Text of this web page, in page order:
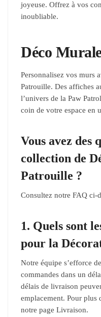
joyeuse. Offrez à vos
inoubliable.
Déco
Personnalisez vos murs
Patrouille. Des affiches
l’univers de la Paw
coin de votre espace en
Vous avez des
collection de
Patrouille ?
Consultez notre FAQ ci-
1. Quels sont
pour la
Notre équipe s’efforce
commandes dans un
délais de livraison
emplacement. Pour plus
notre page Livraison.